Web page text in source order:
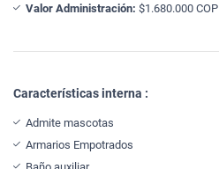
Valor Administración: $1.680.000 COP
Características interna :
Admite mascotas
Armarios Empotrados